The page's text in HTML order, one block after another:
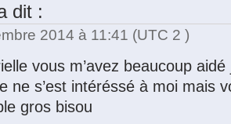
dit :
2014 à 11:41 (UTC 2 )
vous m’avez beaucoup
ne s’est intéréssé à moi mais
gros bisou